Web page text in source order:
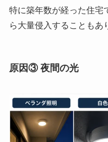
特に築年数が経った住宅
ら大量侵入することもあ
原因③ 夜間の光